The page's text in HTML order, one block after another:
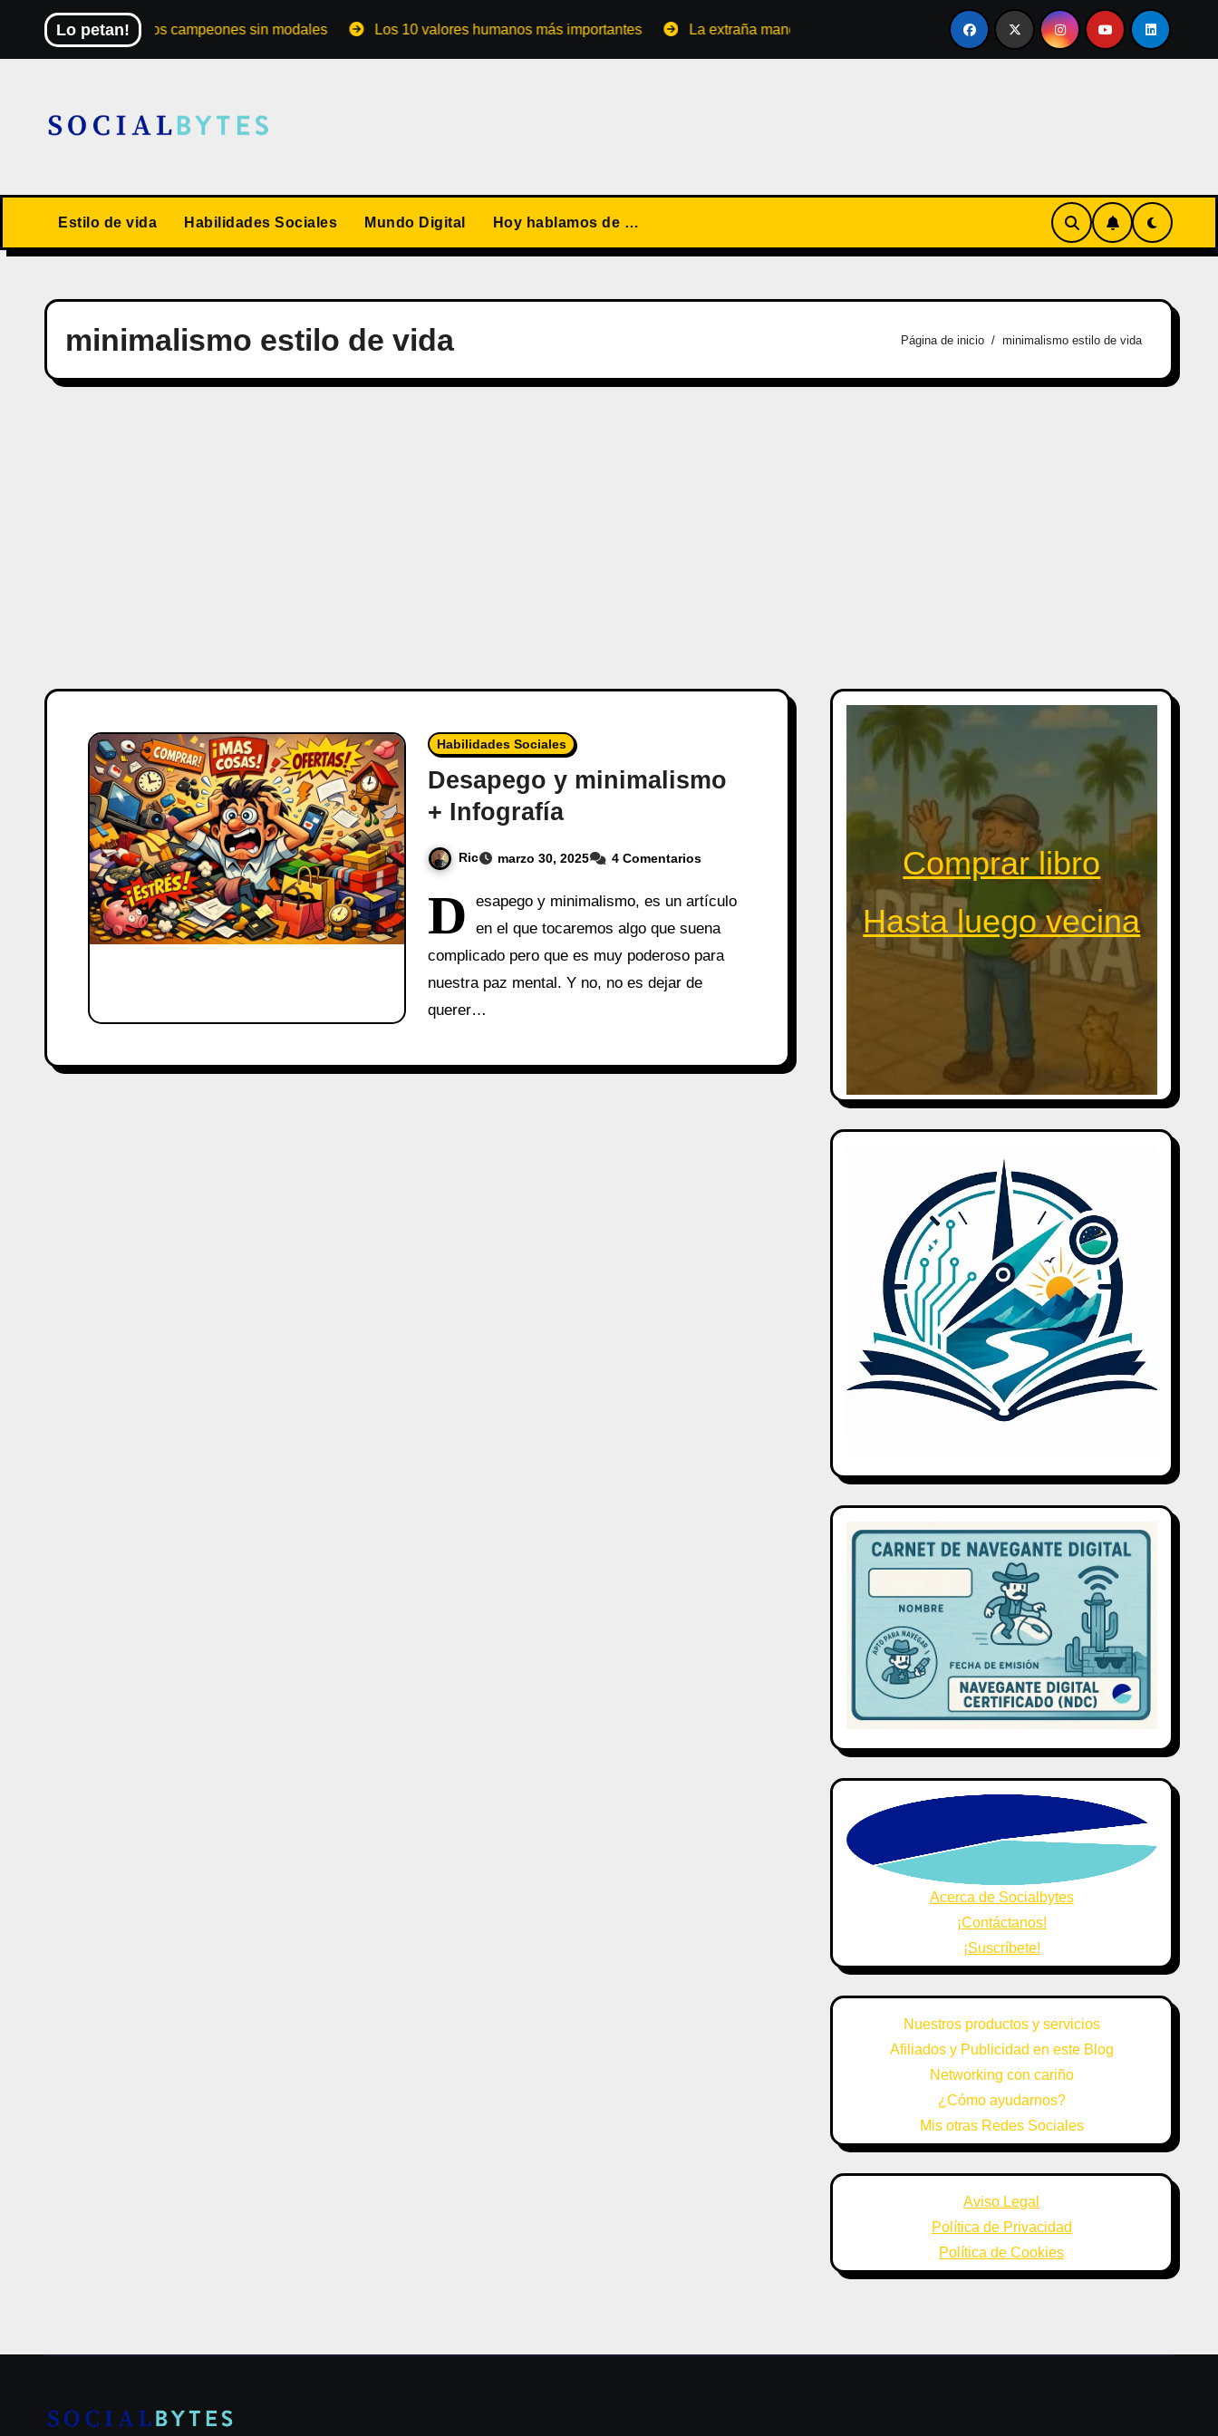
contenido
Lo petan!
El Mundial de los campeones sin modales Los 10 valores humanos más importantes La extraña manera de convertirse en familia El primer tour de la India Chiquitina
Estilo de vida Habilidades Sociales Mundo Digital Hoy hablamos de …
minimalismo estilo de vida Página de inicio minimalismo estilo de vida
Habilidades Sociales
Desapego y minimalismo
+ Infografía
Ric marzo 30, 2025 4 Comentarios
D
esapego y minimalismo, es un artículo
en el que tocaremos algo que suena
complicado pero que es muy poderoso para
nuestra paz mental. Y no, no es dejar de
querer…
Comprar libro
Hasta luego vecina
Acerca de Socialbytes
¡Contáctanos!
¡Suscríbete!
Nuestros productos y servicios
Afiliados y Publicidad en este Blog
Networking con cariño
¿Cómo ayudarnos?
Mis otras Redes Sociales
Aviso Legal
Política de Privacidad
Política de Cookies